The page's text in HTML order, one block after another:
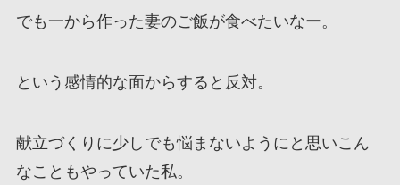
でも一から作った妻のご飯が食べたいなー。
という感情的な面からすると反対。
献立づくりに少しでも悩まないようにと思いこん
なこともやっていた私。